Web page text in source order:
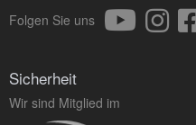
Folgen Sie uns
Sicherheit
Wir sind Mitglied im